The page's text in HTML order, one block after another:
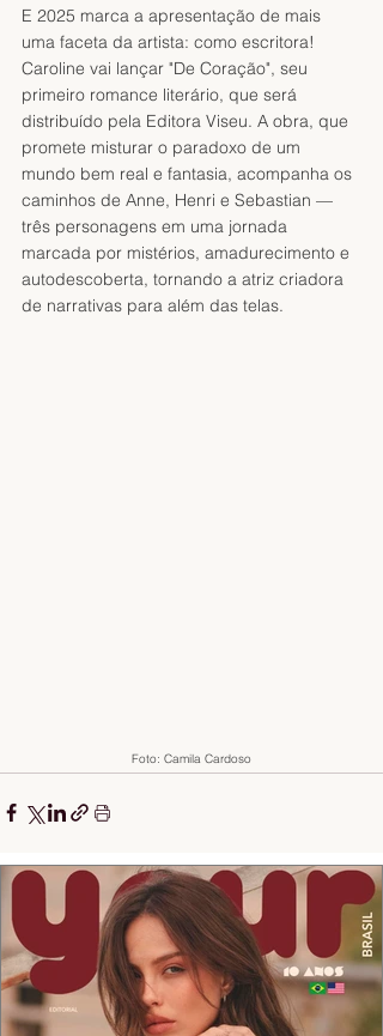
E 2025 marca a apresentação de mais
uma faceta da artista: como escritora!
Caroline vai lançar "De Coração", seu
primeiro romance literário, que será
distribuído pela Editora Viseu. A obra, que
promete misturar o paradoxo de um
mundo bem real e fantasia, acompanha os
caminhos de Anne, Henri e Sebastian —
três personagens em uma jornada
marcada por mistérios, amadurecimento e
autodescoberta, tornando a atriz criadora
de narrativas para além das telas.
Foto: Camila Cardoso